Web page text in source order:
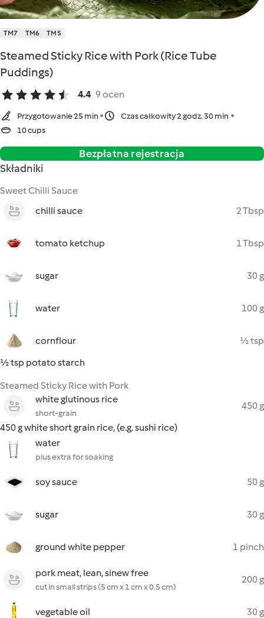
TM7 TM6 TM5
Steamed Sticky Rice with Pork (Rice Tube
Puddings)
4.4 9 ocen
Przygotowanie 25 min
Czas całkowity 2 godz. 30 min
10 cups
Bezpłatna rejestracja
Składniki
Sweet Chilli Sauce
chilli sauce
2 Tbsp
tomato ketchup 1 Tbsp
sugar 30 g
water 100 g
cornflour
½ tsp
½ tsp potato starch
Steamed Sticky Rice with Pork
white glutinous rice
short-grain
450 g
450 g white short grain rice, (e.g. sushi rice)
water
plus extra for soaking
soy sauce 50 g
sugar 30 g
ground white pepper 1 pinch
pork meat, lean, sinew free
cut in small strips (5 cm x 1 cm x 0.5 cm)
200 g
vegetable oil 30 g